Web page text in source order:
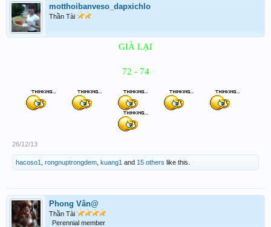
motthoibanveso_dapxichlo
Thần Tài
GIÀ LẠI
72 - 74
26/12/13
hacoso1 rongnuptrongdem kuang1 and 15 others like this.
Phong Vân@
Thần Tài
Perennial member